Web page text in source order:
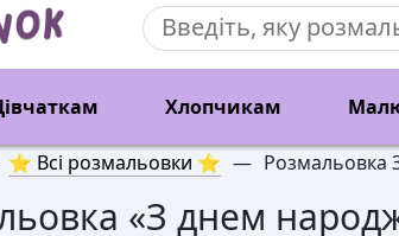
Хлопчикам
⭐ Всі розмальовки ⭐ — Розмальовка
«З днем